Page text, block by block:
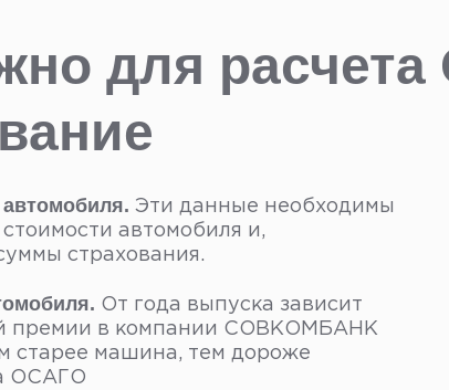
для
Эти данные необходимы
автомобиля и,
страхования.
От года выпуска зависит
премии в компании СОВКОМБАНК
старее машина, тем дороже
ОСАГО